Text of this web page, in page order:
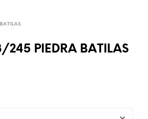
BATILAS
245 PIEDRA BATILAS